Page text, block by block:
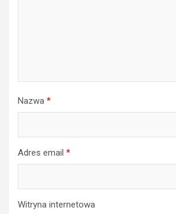
Nazwa *
Adres email *
Witryna internetowa